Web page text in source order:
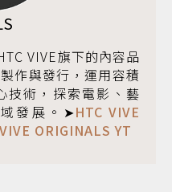
VIVE旗下的內容品
作與發行，運用容積
技術，探索電影、藝
發展。➤HTC VIVE
ORIGINALS YT